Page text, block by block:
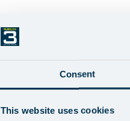
Consent
This website uses cookies